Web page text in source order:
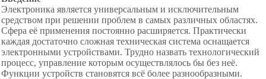
Электроника является универсальным и исключительным
средством при решении проблем в самых различных областях.
Сфера её применения постоянно расширяется. Практически
каждая достаточно сложная техническая система оснащается
электронными устройствами. Трудно назвать технологический
процесс, управление которым осуществлялось бы без неё.
Функции устройств становятся всё более разнообразными.